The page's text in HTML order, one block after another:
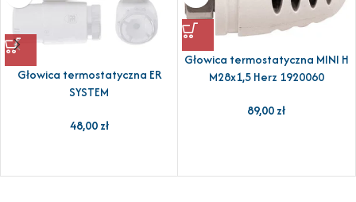
Głowica termostatyczna ER
SYSTEM
48,00zł
Głowica termostatyczna MINI H
M28x1,5 Herz 1920060
89,00zł